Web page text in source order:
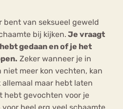
bent van seksueel geweld
bij kijken. Je vraagt
gedaan en of je het
Zeker wanneer je in
meer kon vechten, kan
maar hebt laten
hebt gevochten voor je